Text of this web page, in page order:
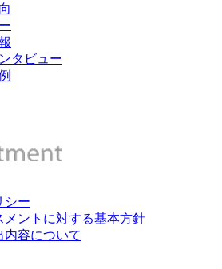
タビュー
シー
メントに対する基本方針
内容について